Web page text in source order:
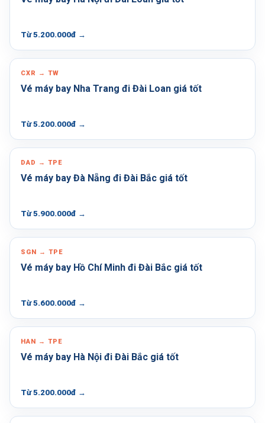
Từ 5.200.000đ →
CXR → TW
Vé máy bay Nha Trang đi Đài Loan giá tốt
Từ 5.200.000đ →
DAD → TPE
Vé máy bay Đà Nẵng đi Đài Bắc giá tốt
Từ 5.900.000đ →
SGN → TPE
Vé máy bay Hồ Chí Minh đi Đài Bắc giá tốt
Từ 5.600.000đ →
HAN → TPE
Vé máy bay Hà Nội đi Đài Bắc giá tốt
Từ 5.200.000đ →